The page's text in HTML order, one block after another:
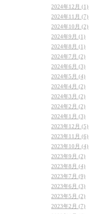
2024年12月 (1)
2024年11月 (7)
2024年10月 (2)
2024年9月 (1)
2024年8月 (1)
2024年7月 (2)
2024年6月 (3)
2024年5月 (4)
2024年4月 (2)
2024年3月 (2)
2024年2月 (2)
2024年1月 (3)
2023年12月 (5)
2023年11月 (6)
2023年10月 (4)
2023年9月 (2)
2023年8月 (4)
2023年7月 (9)
2023年6月 (3)
2023年5月 (2)
2023年2月 (7)